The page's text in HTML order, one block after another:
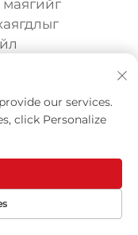
маягийг
Робот
хэцүү болох
хангамж нь
нөхөн
эрсдлийг
систем нь
our services.
click Personalize